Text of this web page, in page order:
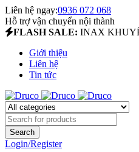
Liên hệ ngay:0936 072 068
Hỗ trợ vận chuyển nội thành
FLASH SALE: INAX
Giới thiệu
Liên hệ
Tin tức
Login/Register